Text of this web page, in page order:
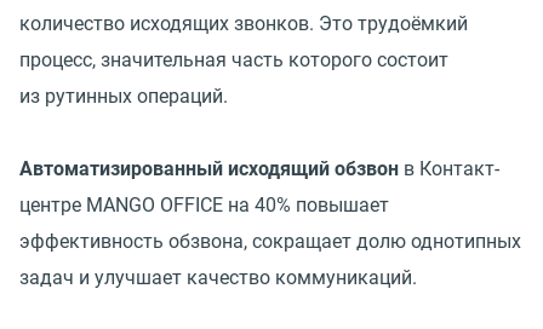
количество исходящих звонков. Это трудоёмкий
процесс, значительная часть которого состоит
из рутинных операций.
Автоматизированный исходящий обзвон в Контакт-
центре MANGO OFFICE на 40% повышает
эффективность обзвона, сокращает долю однотипных
задач и улучшает качество коммуникаций.